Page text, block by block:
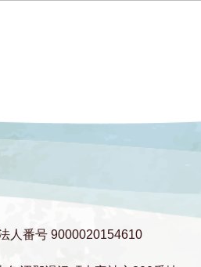
人番号 9000020154610